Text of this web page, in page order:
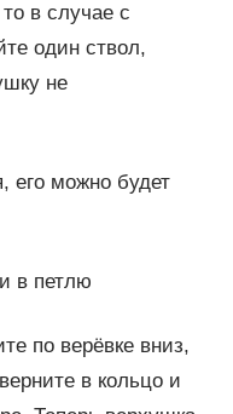
в случае с
один ствол,
не
его можно будет
в петлю
по верёвке вниз,
в кольцо и